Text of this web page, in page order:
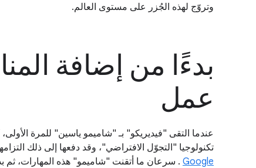
وتروّج لهذه الجُزر على مستوى العالم.
بدءًا من إضافة
عمل
تكنولوجيا "التجوّل الافتراضي"، وقد دفعها إلى ذلك
Google . سرعان ما أتقنت "شاميمو" هذه المهارات،